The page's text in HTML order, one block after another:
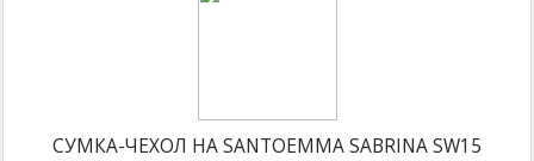
СУМКА-ЧЕХОЛ НА SANTOEMMA SABRINA SW15